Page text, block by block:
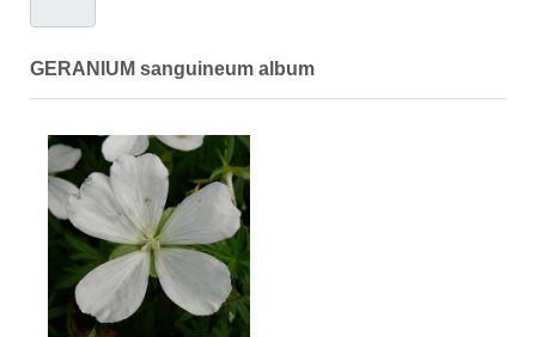
GERANIUM sanguineum album